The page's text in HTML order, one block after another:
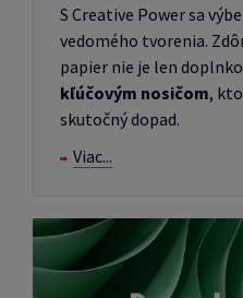
S Creative Power sa
vedomého tvorenia.
papier nie je len
kľúčovým nosičom,
skutočný dopad.
Viac...